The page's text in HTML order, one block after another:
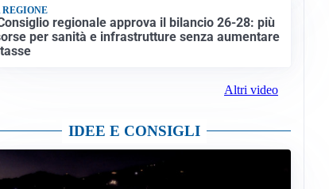
REGIONE
regionale approva il bilancio 26-28: più
per sanità e infrastrutture senza aumentare
Altri video
IDEE E CONSIGLI